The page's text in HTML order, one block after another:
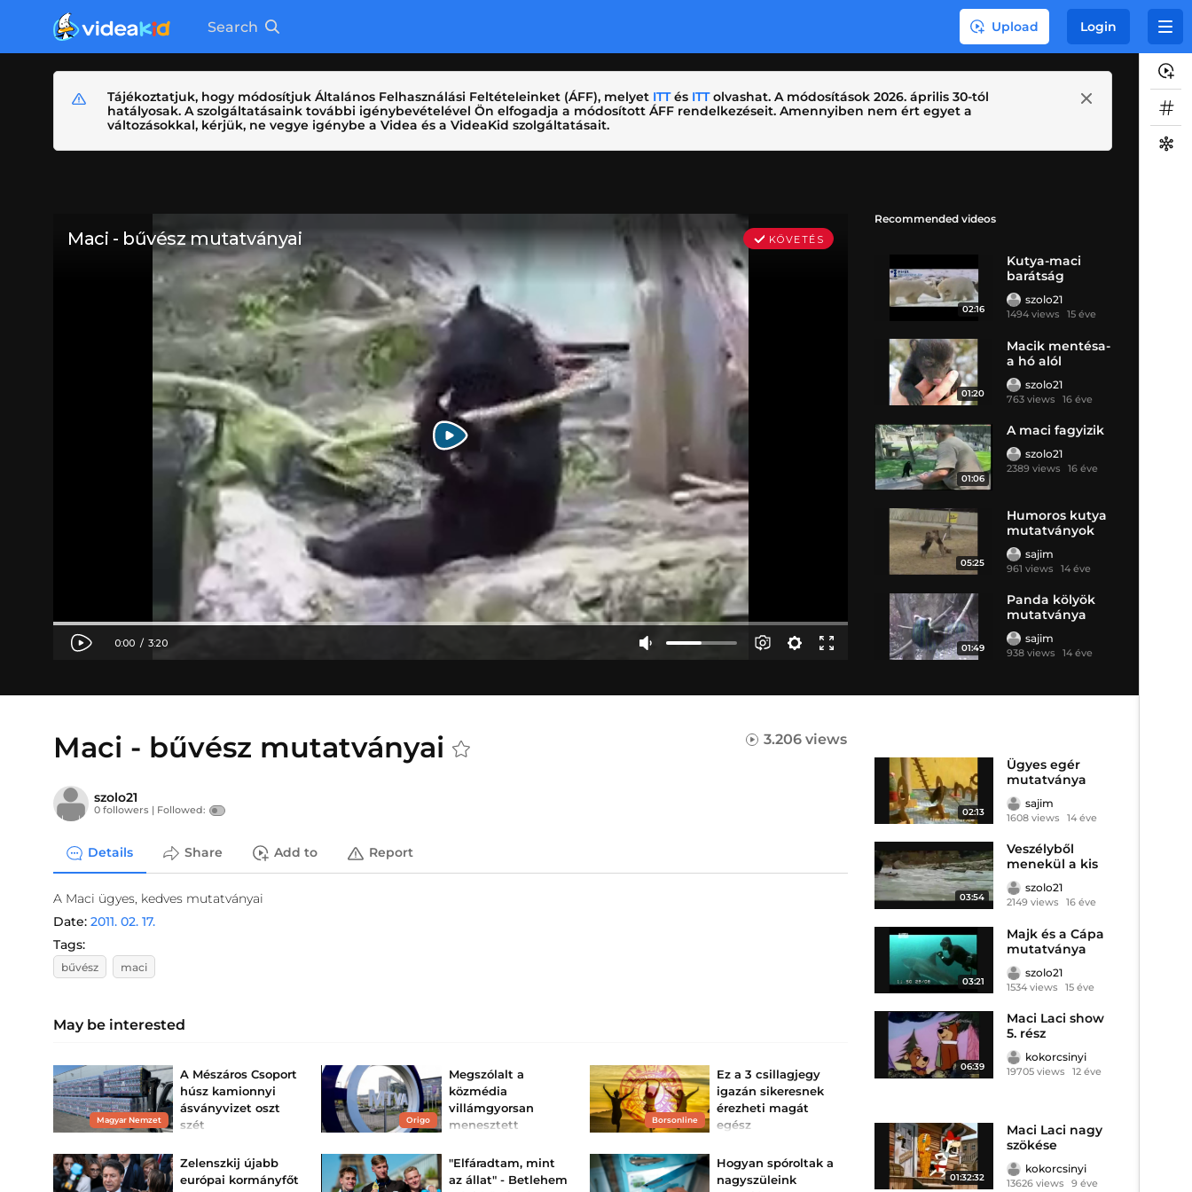
Search Upload Login
Tájékoztatjuk, hogy módosítjuk Általános Felhasználási Feltételeinket (ÁFF), melyet ITTés ITTolvashat. A módosítások 2026. április 30-tól
hatályosak. A szolgáltatásaink további igénybevételével Ön elfogadja a módosított ÁFF rendelkezéseit. Amennyiben nem ért egyet a
változásokkal, kérjük, ne vegye igénybe a Videa és a VideaKid szolgáltatásait.
Recommended videos
02:16
Kutya-maci
barátság
szolo21
1494 views 15 éve
01:20
Macik mentésa-
a hó alól
szolo21
763 views 16 éve
01:06
A maci fagyizik
szolo21
2389 views 16 éve
05:25
Humoros kutya
mutatványok
sajim
961 views 14 éve
01:49
Panda kölyök
mutatványa
sajim
938 views 14 éve
Maci - bűvész mutatványai 3.206 views
szolo21
0 followers | Followed:
Details Share Add to Report
A Maci ügyes, kedves mutatványai
Date: 2011. 02. 17.
Tags:
bűvész maci
May be interested
Magyar Nemzet
A Mészáros Csoport
húsz kamionnyi
ásványvizet oszt
szét
oszt szét több
magyarországi térségben.
Origo
Megszólalt a
közmédia
villámgyorsan
menesztett
Magyar Péter kommentje
után hívták.
Borsonline
Ez a 3 csillagjegy
igazán sikeresnek
érezheti magát
egész
Lesznek, akiknek mintha
végre minden összejönne.
Zelenszkij újabb
európai kormányfőt
"Elfáradtam, mint
az állat" - Betlehem
Hogyan spóroltak a
nagyszüleink
02:13
Ügyes egér
mutatványa
sajim
1608 views 14 éve
03:54
Veszélyből
menekül a kis
maci
szolo21
2149 views 16 éve
03:21
Majk és a Cápa
mutatványa
szolo21
1534 views 15 éve
06:39
Maci Laci show
5. rész
kokorcsinyi
19705 views 12 éve
01:32:32
Maci Laci nagy
szökése
kokorcsinyi
13626 views 9 éve